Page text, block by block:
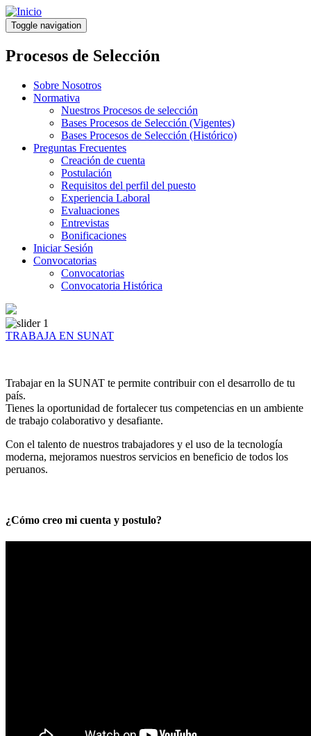
Pasar
al
contenido
principal
Toggle navigation
Procesos de Selección
Sobre Nosotros
Normativa
Nuestros Procesos de selección
Bases Procesos de Selección (Vigentes)
Bases Procesos de Selección (Histórico)
Preguntas Frecuentes
Creación de cuenta
Postulación
Requisitos del perfil del puesto
Experiencia Laboral
Evaluaciones
Entrevistas
Bonificaciones
Iniciar Sesión
Convocatorias
Convocatorias
Convocatoria Histórica
TRABAJA EN SUNAT
Trabajar en la SUNAT te permite contribuir con el desarrollo de tu
país.
Tienes la oportunidad de fortalecer tus competencias en un ambiente
de trabajo colaborativo y desafiante.
Con el talento de nuestros trabajadores y el uso de la tecnología
moderna, mejoramos nuestros servicios en beneficio de todos los
peruanos.
¿Cómo creo mi cuenta y postulo?